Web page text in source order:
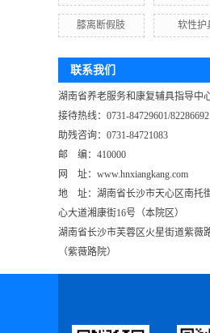
膝离断假肢 软性护
联系我们
湖南省养老服务和康复辅具指导中
接待热线：0731-84729601/82286692
助残咨询：0731-84721083
邮 编：410000
网 址：www.hnxiangkang.com
地 址： 湖南省长沙市天心区南托
心大道湘康街16号（本院区）
湖南省长沙市芙蓉区火星街道紫薇
（紫薇路院）